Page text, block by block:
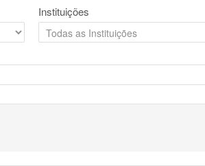
Instituições